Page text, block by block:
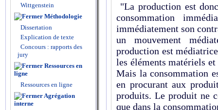
Wittgenstein
Méthodologie
Dissertation
Explication de texte
Concours : rapports des
jury
Ressources en
ligne
Ressources en ligne
Agrégation
interne
"La production est
consommation
immédiatement son
un mouvement
production est
les éléments matériels
Mais la consommation
en procurant aux
produits. Le produit ne
que dans la